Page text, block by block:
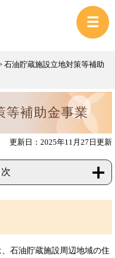
石油貯蔵施設立地対策等補助
等補助金事業
更新日：2025年11月27日更新
石油貯蔵施設周辺地域の住